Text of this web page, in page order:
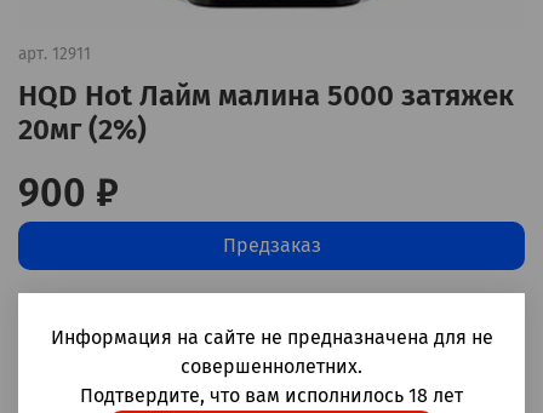
арт. 12911
HQD Hot Лайм малина 5000 затяжек
20мг (2%)
900 ₽
Предзаказ
Одноразовые электронные сигареты с зарядкой HQD
Hot Лайм малина 5000 затяжек
Информация на сайте не предназначена для не
совершеннолетних.
Подтвердите, что вам исполнилось 18 лет